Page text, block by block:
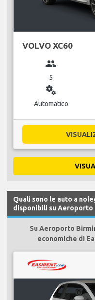
VOLVO XC60
group
5
miscellaneous_services
Automatico
Quali sono le auto a
disponibili su Aeroporto
Su Aeroporto
economiche di